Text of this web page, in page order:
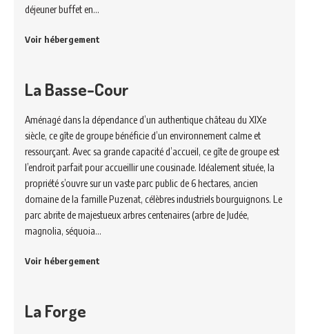
déjeuner buffet en…
Voir hébergement
La Basse-Cour
Aménagé dans la dépendance d’un authentique château du XIXe
siècle, ce gîte de groupe bénéficie d’un environnement calme et
ressourçant. Avec sa grande capacité d’accueil, ce gîte de groupe est
l’endroit parfait pour accueillir une cousinade. Idéalement située, la
propriété s’ouvre sur un vaste parc public de 6 hectares, ancien
domaine de la famille Puzenat, célèbres industriels bourguignons. Le
parc abrite de majestueux arbres centenaires (arbre de Judée,
magnolia, séquoia…
Voir hébergement
La Forge